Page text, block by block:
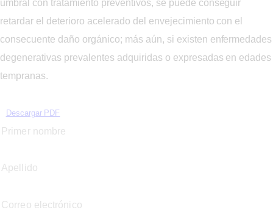
umbral con tratamiento preventivos, se puede conseguir
retardar el deterioro acelerado del envejecimiento con el
consecuente daño orgánico; más aún, si existen enfermedades
degenerativas prevalentes adquiridas o expresadas en edades
tempranas.
Descargar PDF